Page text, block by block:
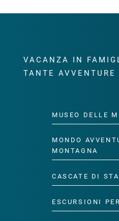
VACANZA IN
TANTE AVVENTURE
MUSEO DELLE
MONDO
MONTAGNA
CASCATE DI
ESCURSIONI